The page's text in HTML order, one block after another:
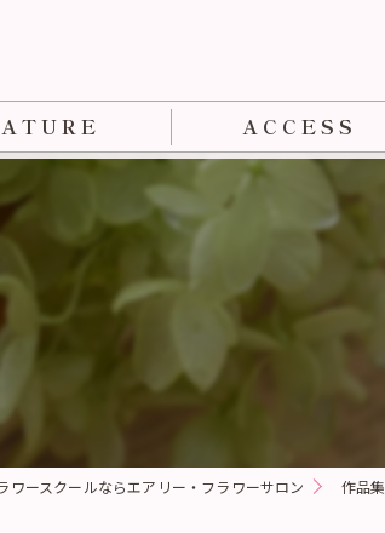
ンジメント教室
イン
技能士
ACCESS
ワースクールならエアリー・フラワーサロン 作品集